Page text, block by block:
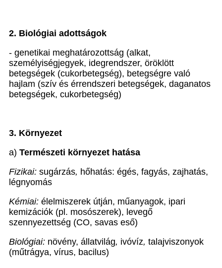
2. Biológiai adottságok
- genetikai meghatározottság (alkat,
személyiségjegyek, idegrendszer, öröklött
betegségek (cukorbetegség), betegségre való
hajlam (szív és érrendszeri betegségek, daganatos
betegségek, cukorbetegség)
3. Környezet
a) Természeti környezet hatása
Fizikai: sugárzás, hőhatás: égés, fagyás, zajhatás,
légnyomás
Kémiai: élelmiszerek útján, műanyagok, ipari
kemizációk (pl. mosószerek), levegő
szennyezettség (CO, savas eső)
Biológiai: növény, állatvilág, ivóvíz, talajviszonyok
(műtrágya, vírus, bacilus)